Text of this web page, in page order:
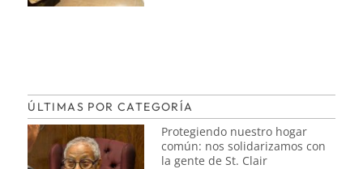
ÚLTIMAS POR CATEGORÍA
Protegiendo nuestro hogar
común: nos solidarizamos con
la gente de St. Clair